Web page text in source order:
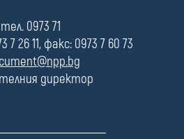
0973 71
26 11, факс: 0973 7 60 73
директор